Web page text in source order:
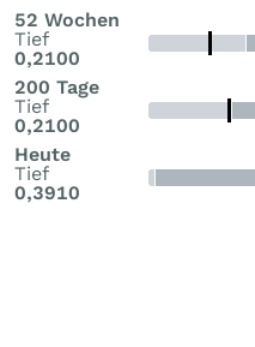
52 Wochen
Tief
0,2100
200 Tage
Tief
0,2100
Heute
Tief
0,3910